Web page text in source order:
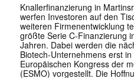
Knallerfinanzierung in
werfen Investoren auf den
weiteren Firmenentwicklung
größte Serie C-Finanzierung
Jahren. Dabei werden die
Biotech-Unternehmens erst
Europäischen Kongress der
(ESMO) vorgestellt. Die